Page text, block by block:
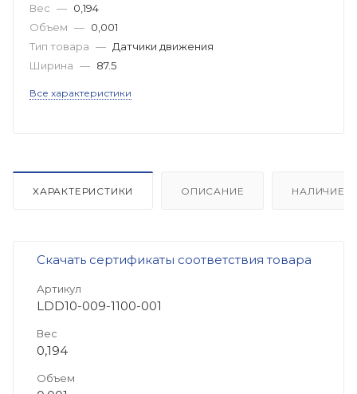
Вес — 0,194
Объем — 0,001
Тип товара — Датчики движения
Ширина — 87.5
Все характеристики
ХАРАКТЕРИСТИКИ ОПИСАНИЕ НАЛИЧИЕ
Скачать сертификаты соответствия товара
Артикул
LDD10-009-1100-001
Вес
0,194
Объем